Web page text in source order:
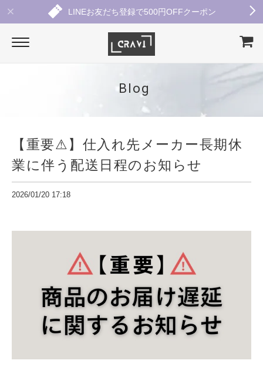
LINEお友だち登録で500円OFFクーポン
Blog
【重要⚠︎】仕入れ先メーカー長期休
業に伴う配送日程のお知らせ
2026/01/20 17:18